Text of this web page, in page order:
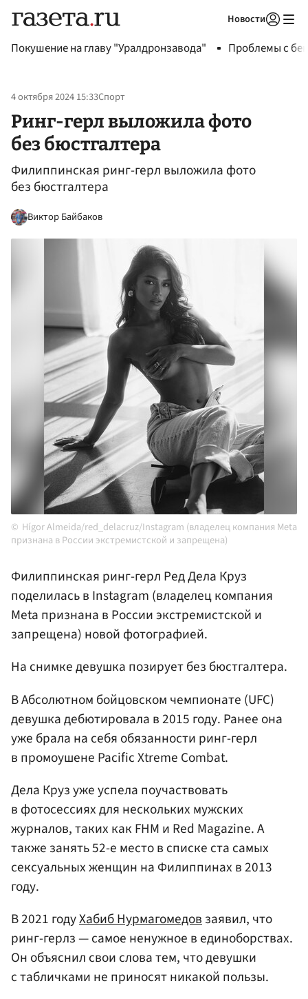
Новости
Покушение на главу "Уралдронзавода" Проблемы с
4 октября 2024 15:33Спорт
Ринг-герл выложила фото
без бюстгалтера
Филиппинская ринг-герл выложила фото
без бюстгалтера
Виктор Байбаков
Hígor Almeida/red_delacruz/Instagram (владелец компания Meta
признана в России экстремистской и запрещена)
Филиппинская ринг-герл Ред Дела Круз
поделилась в Instagram (владелец компания
Meta признана в России экстремистской и
запрещена) новой фотографией.
На снимке девушка позирует без бюстгалтера.
В Абсолютном бойцовском чемпионате (UFC)
девушка дебютировала в 2015 году. Ранее она
уже брала на себя обязанности ринг-герл
в промоушене Pacific Xtreme Combat.
Дела Круз уже успела поучаствовать
в фотосессиях для нескольких мужских
журналов, таких как FHM и Red Magazine. А
также занять 52-е место в списке ста самых
сексуальных женщин на Филиппинах в 2013
году.
В 2021 годуХабиб Нурмагомедовзаявил, что
ринг-герлз — самое ненужное в единоборствах.
Он объяснил свои слова тем, что девушки
с табличками не приносят никакой пользы.